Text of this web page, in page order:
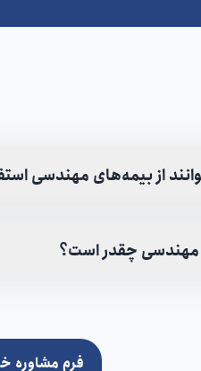
از بیمه‌های مهندسی
چقدر است؟
فرم مشاوره